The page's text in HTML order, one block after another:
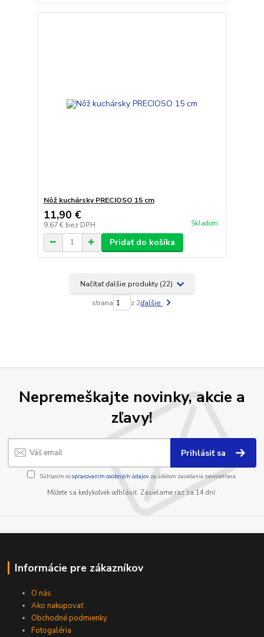
Nôž kuchársky PRECIOSO 15 cm
11,90 €
9,67 € bez DPH Skladom
Pridať do košíka
Načítať ďalšie produkty (22)
strana z 2ďalšie
Nepremeškajte novinky, akcie a
zľavy!
Prihlásiť sa
Súhlasím sospracovaním osobných údajov za účelom zasielania newslettera.
Môžete sa kedykoľvek odhlásiť. Zasielame raz za 14 dní.
Informácie pre zákazníkov
O nás
Ako nakupovať
Obchodné podmienky
Fotogaléria